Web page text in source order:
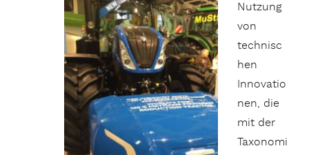
Nutzung
von
technisc
hen
Innovatio
nen, die
mit der
Taxonomi